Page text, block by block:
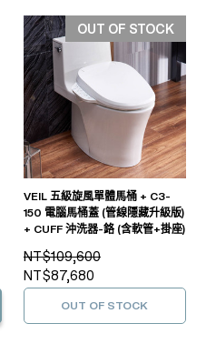
OUT OF STOCK
VEIL 五級旋風單體馬桶 + C3-
150 電腦馬桶蓋 (管線隱藏升級版)
+ CUFF 沖洗器-鉻 (含軟管+掛座)
NT$109,600
NT$87,680
OUT OF STOCK